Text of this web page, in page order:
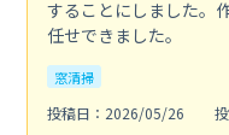
することにしました。
任せできました。
窓清掃
投稿日：2026/05/26